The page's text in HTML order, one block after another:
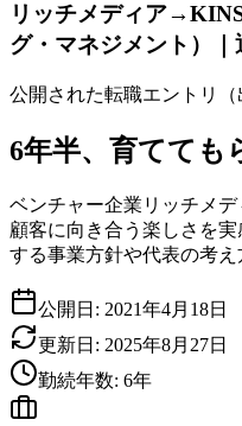
リッチメディア
グ・マネジメント）
公開された転職エントリ（
6年半、育てても
ベンチャー企業リッチメ
顧客に向き合う楽しさを
する事業方針や代表の考
公開日: 2021年4月18日
更新日: 2025年8月27日
勤続年数: 6年